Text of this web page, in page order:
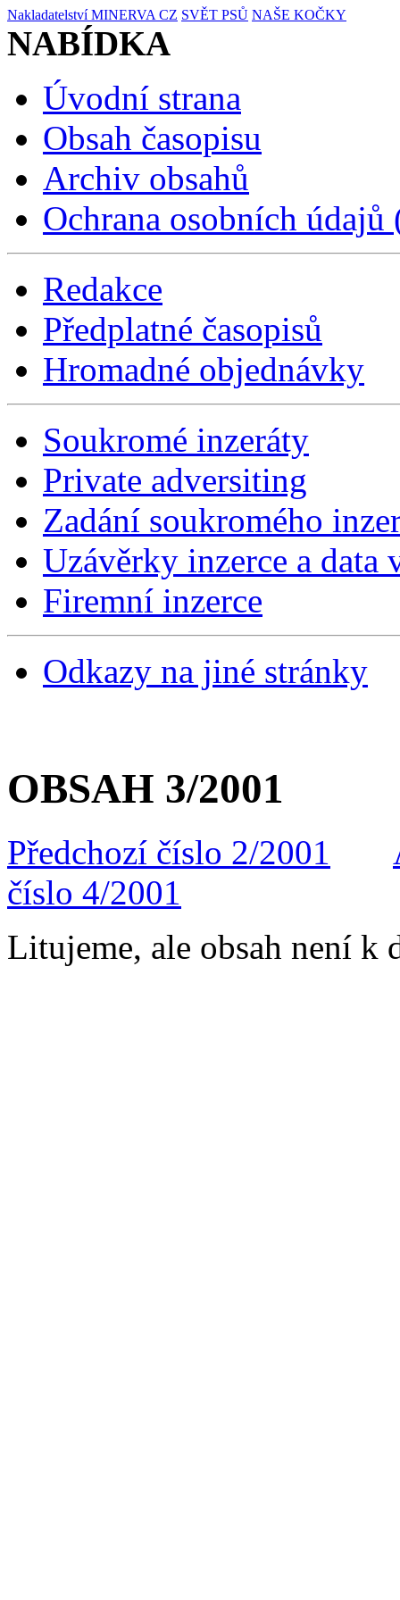
Nakladatelství MINERVA CZ SVĚT PSŮ NAŠE KOČKY
NABÍDKA
Úvodní strana
Obsah časopisu
Archiv obsahů
Ochrana osobních údajů
Redakce
Předplatné časopisů
Hromadné objednávky
Soukromé inzeráty
Private adversiting
Zadání soukromého
Uzávěrky inzerce a data
Firemní inzerce
Odkazy na jiné stránky
OBSAH 3/2001
Předchozí číslo 2/2001
číslo 4/2001
Litujeme, ale obsah není k